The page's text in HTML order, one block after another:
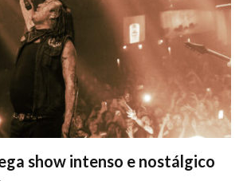
show intenso e nostálgico